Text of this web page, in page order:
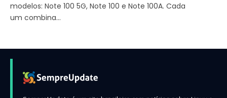
modelos: Note 100 5G, Note 100 e Note 100A. Cada
um combina…